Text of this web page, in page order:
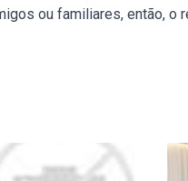
ou familiares, então, o